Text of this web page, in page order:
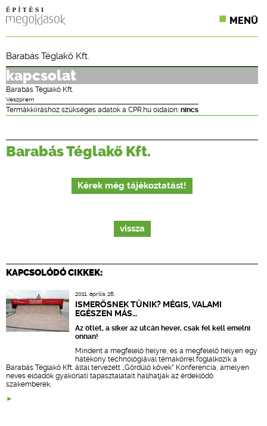
MENÜ
ONLINE KÉPZÉSEK
TERVEZÉSI SEGÉDLETEK
Barabás Téglakő Kft.
kapcsolat
Barabás Téglakő Kft.
Veszprém
Termákkiíráshoz szükséges adatok a CPR.hu oldalon: nincs
Barabás Téglakő Kft.
Kérek még tájékoztatást!
vissza
KAPCSOLÓDÓ CIKKEK:
2011. április 26.
ISMERŐSNEK TŰNIK? MÉGIS, VALAMI
EGÉSZEN MÁS…
Az ötlet, a siker az utcán hever, csak fel kell emelni
onnan!
Mindent a megfelelő helyre, és a megfelelő helyen egy
hatékony technológiával témakörrel foglalkozik a
Barabás Téglakő Kft. által tervezett „Gördülő kövek” Konferencia, amelyen
neves előadók gyakorlati tapasztalatait hallhatják az érdeklődő
szakemberek.